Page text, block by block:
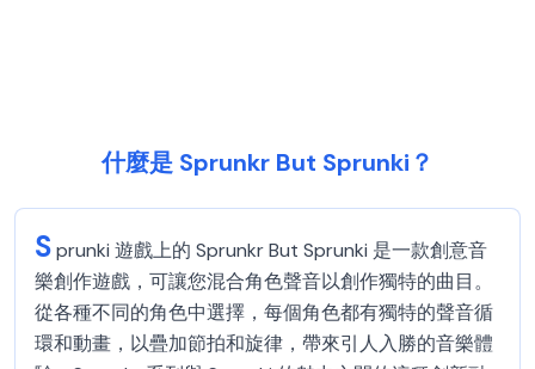
什麼是 Sprunkr But Sprunki？
Sprunki 遊戲上的 Sprunkr But Sprunki 是一款創意音
樂創作遊戲，可讓您混合角色聲音以創作獨特的曲目。
從各種不同的角色中選擇，每個角色都有獨特的聲音循
環和動畫，以疊加節拍和旋律，帶來引人入勝的音樂體